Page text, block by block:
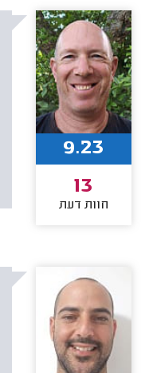
9.23
13
חוות דעת